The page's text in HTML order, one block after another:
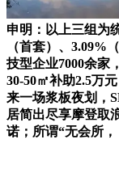
申明：以上三组为
（首套）、3.09%
技型企业7000余家
30-50㎡补助2.5万
来一场浆板夜划，
居简出尽享摩登取
诺；所谓“无会所，